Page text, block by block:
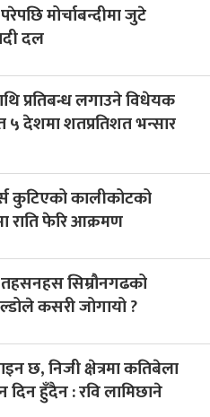
मोर्चाबन्दीमा जुटे
दल
प्रतिबन्ध लगाउने विधेयक
५ देशमा शतप्रतिशत भन्सार
कुटिएको कालीकोटको
राति फेरि आक्रमण
सिम्रौनगढको
कसरी जोगायो ?
छ, निजी क्षेत्रमा कतिबेला
दिन हुँदैन : रवि लामिछाने